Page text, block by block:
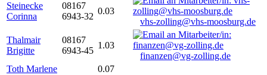
Steinecke
Corinna
08167
6943-32
0.03
vhs-zolling@vhs-moosburg.de
Thalmair
Brigitte
08167
6943-45
1.03
finanzen@vg-zolling.de
Toth Marlene
0.07